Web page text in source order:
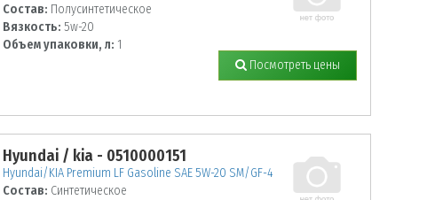
Состав: Полусинтетическое
Вязкость: 5w-20
Объем упаковки, л: 1
Посмотреть цены
Hyundai / kia - 0510000151
Hyundai/KIA Premium LF Gasoline SAE 5W-20 SM/GF-4
Состав: Синтетическое